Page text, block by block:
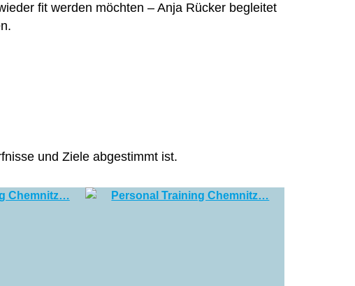
fit werden möchten – Anja Rücker begleitet
und Ziele abgestimmt ist.